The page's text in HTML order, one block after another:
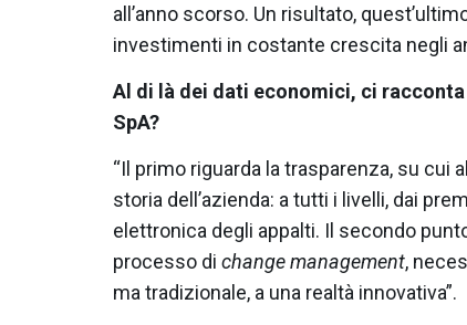
all’anno scorso. Un risultato,
investimenti in costante crescita negli
Al di là dei dati economici, ci
SpA?
“Il primo riguarda la trasparenza, su cui
storia dell’azienda: a tutti i livelli, dai
elettronica degli appalti. Il secondo
processo di change management,
ma tradizionale, a una realtà innovativa”.